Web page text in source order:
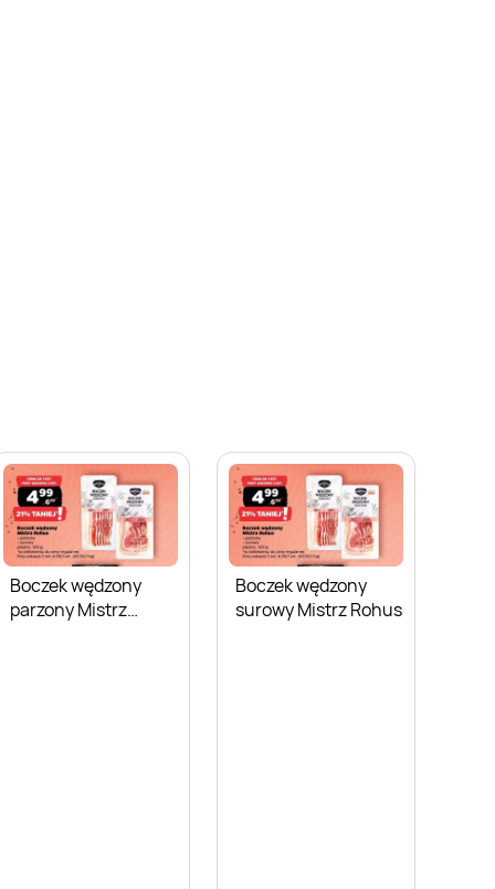
Boczek wędzony
parzony Mistrz
Boczek wędzony
surowy Mistrz Rohus